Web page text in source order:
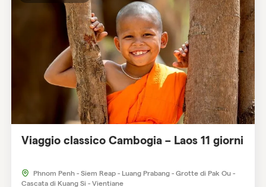
Viaggio classico Cambogia – Laos 11 giorni
Phnom Penh - Siem Reap - Luang Prabang - Grotte di Pak Ou -
Cascata di Kuang Si - Vientiane